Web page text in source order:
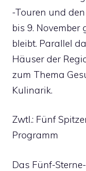
-Touren und
bis 9. November
bleibt. Parallel
Häuser der
zum Thema
Kulinarik.
Zwtl.: Fünf
Programm
Das Fünf-